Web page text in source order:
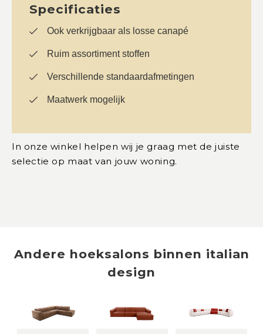
Specificaties
Ook verkrijgbaar als losse canapé
Ruim assortiment stoffen
Verschillende standaardafmetingen
Maatwerk mogelijk
In onze winkel helpen wij je graag met de juiste
selectie op maat van jouw woning.
Andere hoeksalons binnen italian
design